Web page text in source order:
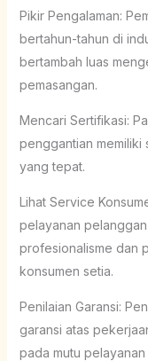
Pikir Pengalaman:
bertahun-tahun di
bertambah luas
pemasangan.
Mencari Sertifikasi:
penggantian memiliki
yang tepat.
Lihat Service
pelayanan
profesionalisme dan
konsumen setia.
Penilaian Garansi:
garansi atas
pada mutu pelayanan